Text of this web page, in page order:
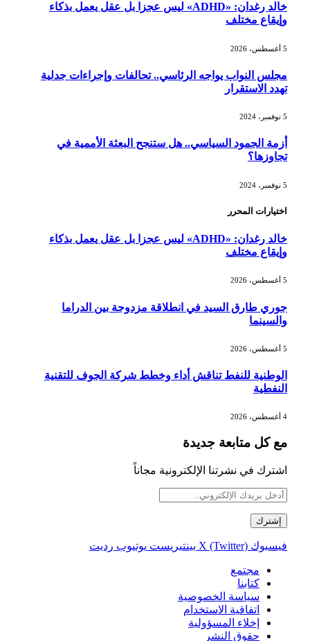
خالد رغدان: «ADHD» ليس عجزا بل عقل يعمل بذكاء
وإيقاع مختلف
مجلس النواب يواجه الرئاسي.. تحالفات وإجراءات جدلية
تهدد الاستقرار
أزمة الجمود السياسي.. هل ستنجح البعثة الأممية في
تجاوزها؟
اختيارات المحرر
خالد رغدان: «ADHD» ليس عجزا بل عقل يعمل بذكاء
وإيقاع مختلف
جوري طارق السيد في انطلاقة مزدوجة بين الدراما
والسينما
الوطنية للنفط تناقش أداء وخطط شركة الجوف للتقنية
النفطية
مع كل متابعة جديدة
اشترك في نشرتنا الإلكترونية مجاناً
فيسبوك X (Twitter) بينتيريست يوتيوب رديت
مجتمع
كتابنا
سياسة الخصوصية
اتفاقية الاستخدام
إخلاء المسؤولية
حقوق النشر